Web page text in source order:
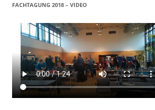
FACHTAGUNG 2018 – VIDEO